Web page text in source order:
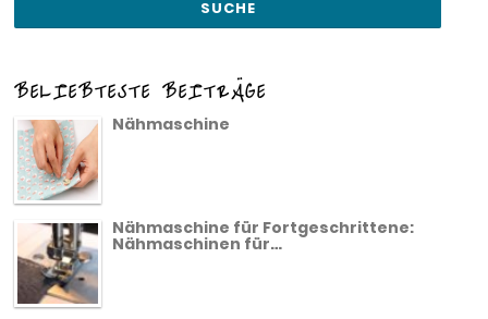
BELIEBTESTE BEITRÄGE
Nähmaschine
Nähmaschine für Fortgeschrittene:
Nähmaschinen für…